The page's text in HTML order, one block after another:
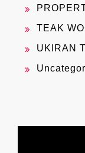
TEAK
UKIRAN